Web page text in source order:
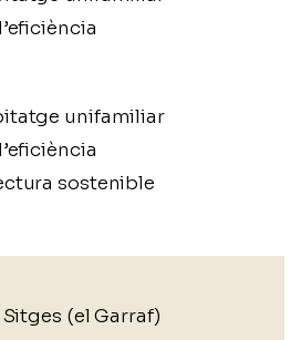
unifamiliar
sostenible
Sitges (el Garraf)